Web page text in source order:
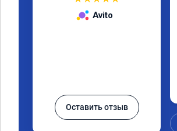
Avito
Оставить отзыв